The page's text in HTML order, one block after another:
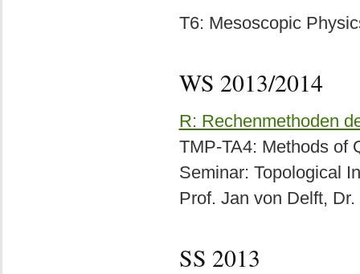
T6: Mesoscopic
WS 2013/2014
R: Rechenmethoden
TMP-TA4: Methods of
Seminar: Topological
Prof. Jan von Delft,
SS 2013